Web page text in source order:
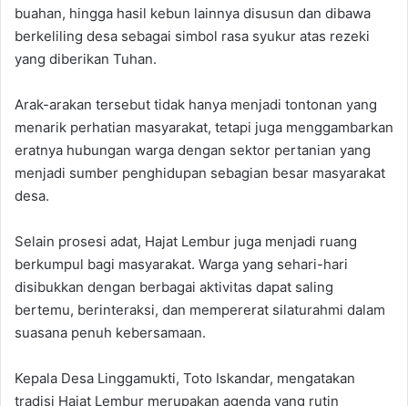
buahan, hingga hasil kebun lainnya disusun dan dibawa
berkeliling desa sebagai simbol rasa syukur atas rezeki
yang diberikan Tuhan.
Arak-arakan tersebut tidak hanya menjadi tontonan yang
menarik perhatian masyarakat, tetapi juga menggambarkan
eratnya hubungan warga dengan sektor pertanian yang
menjadi sumber penghidupan sebagian besar masyarakat
desa.
Selain prosesi adat, Hajat Lembur juga menjadi ruang
berkumpul bagi masyarakat. Warga yang sehari-hari
disibukkan dengan berbagai aktivitas dapat saling
bertemu, berinteraksi, dan mempererat silaturahmi dalam
suasana penuh kebersamaan.
Kepala Desa Linggamukti, Toto Iskandar, mengatakan
tradisi Hajat Lembur merupakan agenda yang rutin